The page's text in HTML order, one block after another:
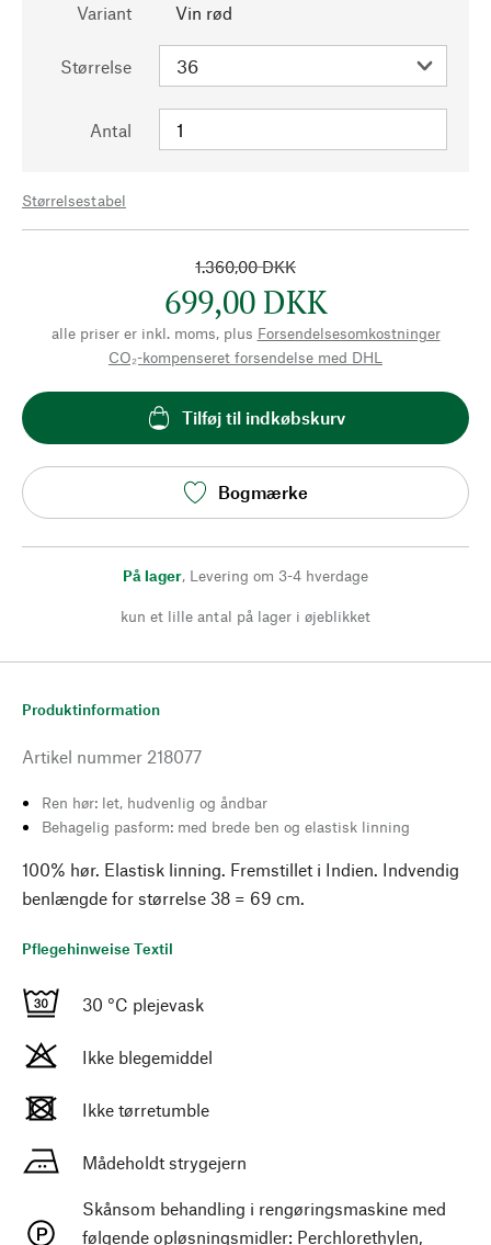
Variant Vin rød
Størrelse
Antal
Størrelsestabel
1.360,00 DKK
699,00 DKK
alle priser er inkl. moms, plus Forsendelsesomkostninger
CO₂-kompenseret forsendelse med DHL
Tilføj til indkøbskurv
Bogmærke
På lager, Levering om 3-4 hverdage
kun et lille antal på lager i øjeblikket
Produktinformation
Artikel nummer 218077
Ren hør: let, hudvenlig og åndbar
Behagelig pasform: med brede ben og elastisk linning
100% hør. Elastisk linning. Fremstillet i Indien. Indvendig
benlængde for størrelse 38 = 69 cm.
Pflegehinweise Textil
30 °C plejevask
Ikke blegemiddel
Ikke tørretumble
Mådeholdt strygejern
Skånsom behandling i rengøringsmaskine med
følgende opløsningsmidler: Perchlorethylen,